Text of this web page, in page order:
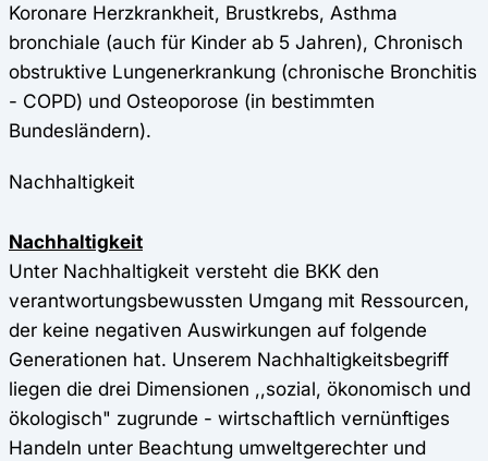
Koronare Herzkrankheit, Brustkrebs, Asthma
bronchiale (auch für Kinder ab 5 Jahren), Chronisch
obstruktive Lungenerkrankung (chronische Bronchitis
- COPD) und Osteoporose (in bestimmten
Bundesländern).
Nachhaltigkeit
Nachhaltigkeit
Unter Nachhaltigkeit versteht die BKK den
verantwortungsbewussten Umgang mit Ressourcen,
der keine negativen Auswirkungen auf folgende
Generationen hat. Unserem Nachhaltigkeitsbegriff
liegen die drei Dimensionen ,,sozial, ökonomisch und
ökologisch" zugrunde - wirtschaftlich vernünftiges
Handeln unter Beachtung umweltgerechter und